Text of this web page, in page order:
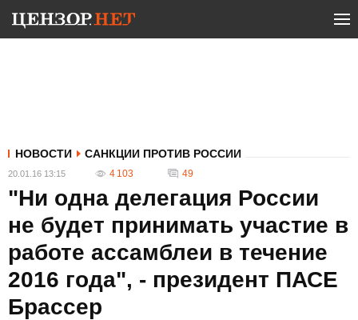
НОВОСТИ САНКЦИИ ПРОТИВ РОССИИ
20.01.16 13:15 4 103 49
"Ни одна делегация России
не будет принимать участие в
работе ассамблеи в течение
2016 года", - президент ПАСЕ
Брассер